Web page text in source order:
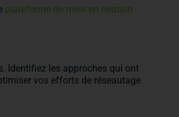
plateforme de mise en relation
Identifiez les approches qui ont
vos efforts de réseautage